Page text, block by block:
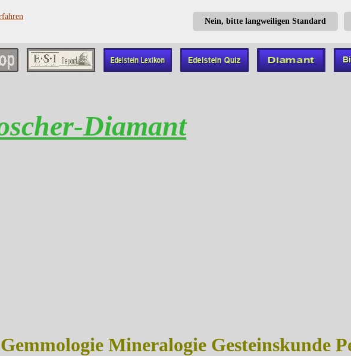
Nein, bitte langweiligen Standard
Diamant
Mineralogie Gesteinskunde